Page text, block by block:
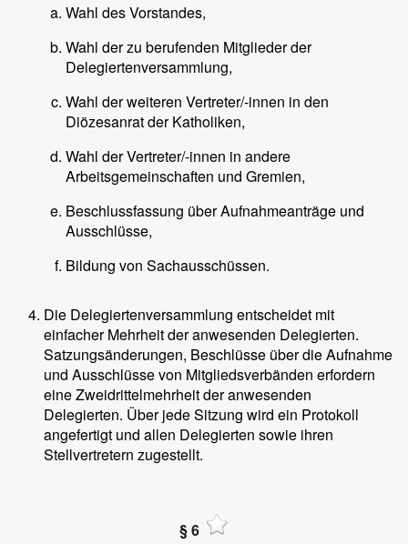
Wahl des Vorstandes,
Wahl der zu berufenden Mitglieder der
Delegiertenversammlung,
Wahl der weiteren Vertreter/-innen in den
Diözesanrat der Katholiken,
Wahl der Vertreter/-innen in andere
Arbeitsgemeinschaften und Gremien,
Beschlussfassung über Aufnahmeanträge und
Ausschlüsse,
Bildung von Sachausschüssen.
Die Delegiertenversammlung entscheidet mit
einfacher Mehrheit der anwesenden Delegierten.
Satzungsänderungen, Beschlüsse über die Aufnahme
und Ausschlüsse von Mitgliedsverbänden erfordern
eine Zweidrittelmehrheit der anwesenden
Delegierten. Über jede Sitzung wird ein Protokoll
angefertigt und allen Delegierten sowie ihren
Stellvertretern zugestellt.
§ 6